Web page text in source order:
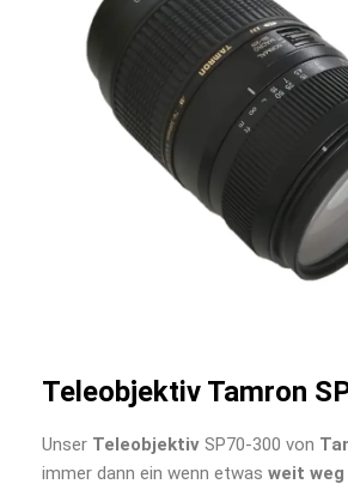
Teleobjektiv Tamron
Unser Teleobjektiv SP70-300​ von
immer dann ein wenn etwas weit weg